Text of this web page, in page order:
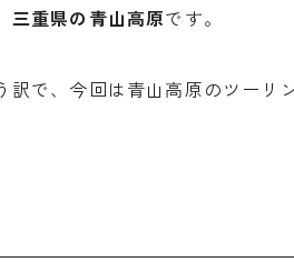
三重県の青山高原です。
訳で、今回は青山高原のツーリ